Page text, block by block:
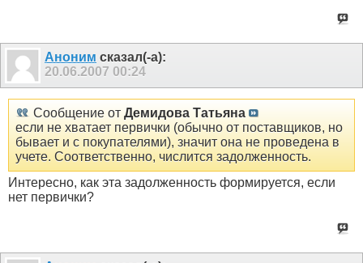
Аноним сказал(-а):
20.06.2007 00:24
Сообщение от Демидова Татьяна
если не хватает первички (обычно от поставщиков, но
бывает и с покупателями), значит она не проведена в
учете. Соответственно, числится задолженность.
Интересно, как эта задолженность формируется, если
нет первички?